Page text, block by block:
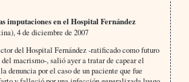
imputaciones en el Hospital Fernández
4 de diciembre de 2007
del Hospital Fernández -ratificado como futuro
macrismo-, salió ayer a tratar de capear el
denuncia por el caso de un paciente que fue